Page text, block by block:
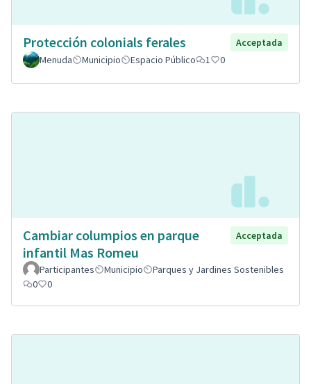
Protección colonials ferales
Acceptada
Menuda
Municipio Espacio Público 1 0
Cambiar columpios en parque
infantil Mas Romeu
Acceptada
Participantes Municipio
Parques y Jardines Sostenibles
0
0